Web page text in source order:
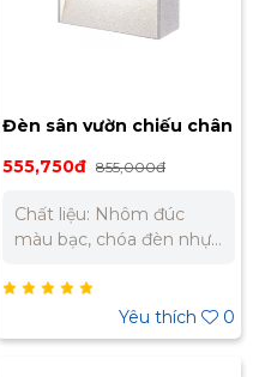
Đèn sân vườn chiếu chân
lắp nổi Nanoco 3W ánh
555,750đ 855,000đ
Chất liệu: Nhôm đúc
màu bạc, chóa đèn nhựa
AC200-240V - 50Hz
Công suất: 3W Kích
thước: L95 x W31 x
Yêu thích 0